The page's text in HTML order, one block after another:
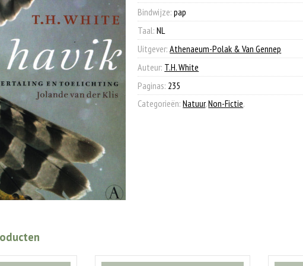
Bindwijze:pap
Taal:NL
Uitgever:Athenaeum-Polak & Van Gennep
Auteur: T.H. White
Paginas: 235
Categorieën:Natuur,Non-Fictie.